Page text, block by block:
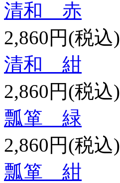
清和 赤
2,860円(税込)
清和 紺
2,860円(税込)
瓢箪 緑
2,860円(税込)
瓢箪 紺